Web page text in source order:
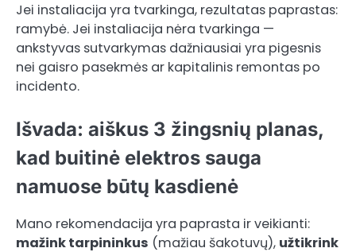
Jei instaliacija yra tvarkinga, rezultatas paprastas:
ramybė. Jei instaliacija nėra tvarkinga —
ankstyvas sutvarkymas dažniausiai yra pigesnis
nei gaisro pasekmės ar kapitalinis remontas po
incidento.
Išvada: aiškus 3 žingsnių planas,
kad buitinė elektros sauga
namuose būtų kasdienė
Mano rekomendacija yra paprasta ir veikianti:
mažink tarpininkus (mažiau šakotuvų), užtikrink